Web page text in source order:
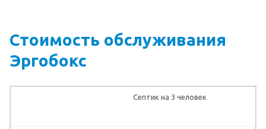
Стоимость обслуживания
Эргобокс
Септик на 3 человек